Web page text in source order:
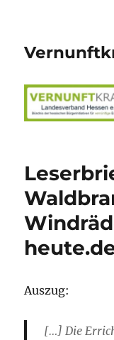
Auszug:
[…] Die